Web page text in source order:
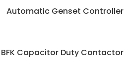
Automatic Genset Controller
BFK Capacitor Duty Contactor